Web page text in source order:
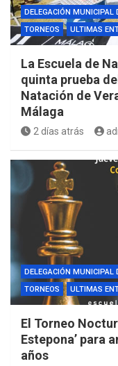
DELEGACIÓN MUNICIPAL
TORNEOS
ULTIMAS
La Escuela de
quinta prueba
Natación de
Málaga
2 días atrás
DELEGACIÓN MUNICIPAL
TORNEOS
ULTIMAS
El Torneo
Estepona’ para
años